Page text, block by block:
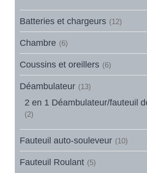
Batteries et chargeurs (12)
Chambre (6)
Coussins et oreillers (6)
Déambulateur (13)
2 en 1 Déambulateur/fauteuil
(2)
Fauteuil auto-souleveur (10)
Fauteuil Roulant (5)